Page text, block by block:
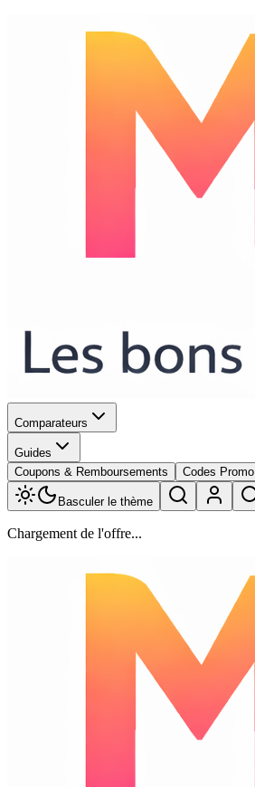
Comparateurs
Guides
Coupons & Remboursements
Codes Promo
Basculer le thème
Chargement de l'offre...